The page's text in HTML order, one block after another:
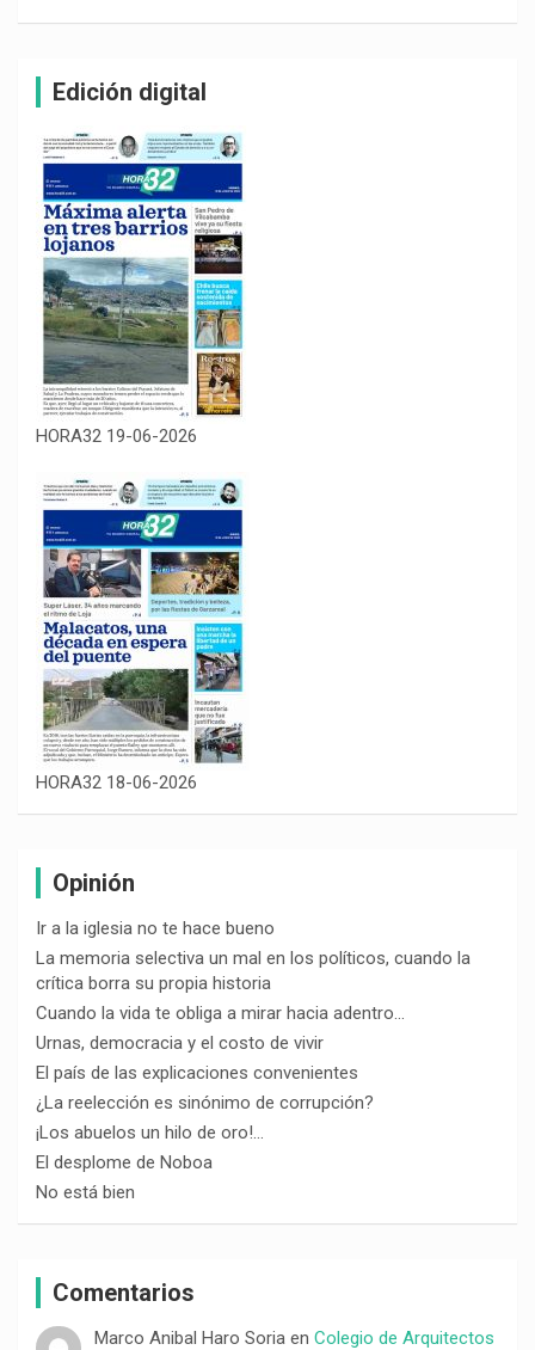
Edición digital
HORA32 19-06-2026
HORA32 18-06-2026
Opinión
Ir a la iglesia no te hace bueno
La memoria selectiva un mal en los políticos, cuando la
crítica borra su propia historia
Cuando la vida te obliga a mirar hacia adentro…
Urnas, democracia y el costo de vivir
El país de las explicaciones convenientes
¿La reelección es sinónimo de corrupción?
¡Los abuelos un hilo de oro!…
El desplome de Noboa
No está bien
Comentarios
Marco Anibal Haro Soriaen Colegio de Arquitectos